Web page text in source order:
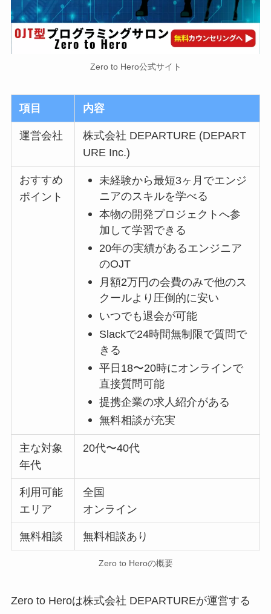
Zero to Hero公式サイト
項目 内容
運営会社
株式会社 DEPARTURE (DEPART
URE Inc.)
おすすめ
ポイント
未経験から最短3ヶ月でエンジ
ニアのスキルを学べる
本物の開発プロジェクトへ参
加して学習できる
20年の実績があるエンジニア
のOJT
月額2万円の会費のみで他のス
クールより圧倒的に安い
いつでも退会が可能
Slackで24時間無制限で質問で
きる
平日18〜20時にオンラインで
直接質問可能
提携企業の求人紹介がある
無料相談が充実
主な対象
年代
20代〜40代
利用可能
エリア
全国
オンライン
無料相談 無料相談あり
Zero to Heroの概要
Zero to Heroは株式会社 DEPARTUREが運営する